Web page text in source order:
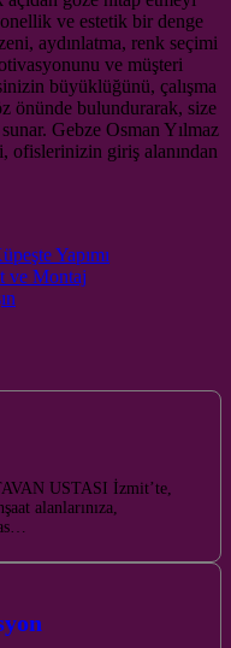
ve estetik bir denge
aydınlatma, renk seçimi
ve müşteri
büyüklüğünü, çalışma
önünde bulundurarak, size
Gebze Osman Yılmaz
ofislerinizin giriş alanından
Yapımı
ve Montaj
USTASI İzmit’te,
alanlarınıza,